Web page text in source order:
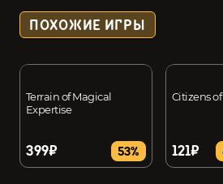
ПОХОЖИЕ ИГРЫ
Terrain of Magical
Expertise
399₽ 53%
Citizens
121₽